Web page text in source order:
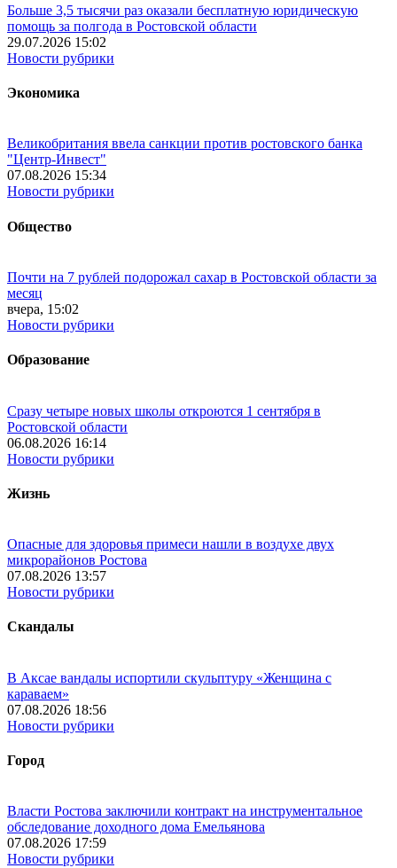
Больше 3,5 тысячи раз оказали бесплатную юридическую
помощь за полгода в Ростовской области
29.07.2026 15:02
Новости рубрики
Экономика
Великобритания ввела санкции против ростовского банка
"Центр-Инвест"
07.08.2026 15:34
Новости рубрики
Общество
Почти на 7 рублей подорожал сахар в Ростовской области за
месяц
вчера, 15:02
Новости рубрики
Образование
Сразу четыре новых школы откроются 1 сентября в
Ростовской области
06.08.2026 16:14
Новости рубрики
Жизнь
Опасные для здоровья примеси нашли в воздухе двух
микрорайонов Ростова
07.08.2026 13:57
Новости рубрики
Скандалы
В Аксае вандалы испортили скульптуру «Женщина с
караваем»
07.08.2026 18:56
Новости рубрики
Город
Власти Ростова заключили контракт на инструментальное
обследование доходного дома Емельянова
07.08.2026 17:59
Новости рубрики